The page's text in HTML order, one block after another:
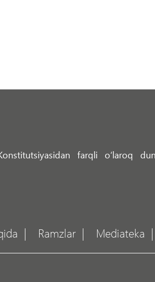
farqli o‘laroq
Ramzlar Mediateka